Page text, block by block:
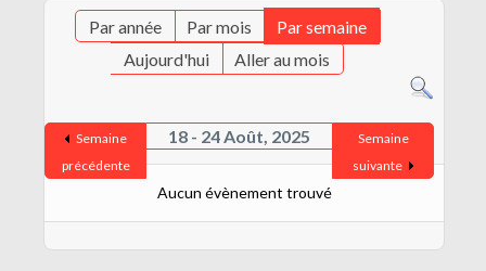
AVIS DE VACANCIERS
CONTACT
MENTIONS LÉGALES
Par année Par mois
Par semaine
Aujourd'hui
Aller au mois
Semaine
précédente
18 - 24 Août, 2025
Semaine
suivante
Aucun évènement trouvé